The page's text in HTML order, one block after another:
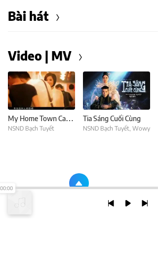
Bài hát
Video | MV
My Home Town Can Fly
NSND Bạch Tuyết
Tia Sáng Cuối Cùng
NSND Bạch Tuyết, Wowy
00:00